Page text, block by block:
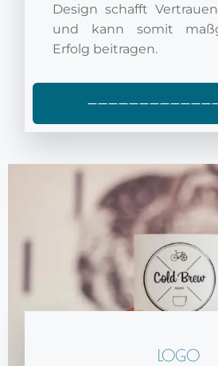
Design schafft
und kann somit
Erfolg beitragen.
LOGO